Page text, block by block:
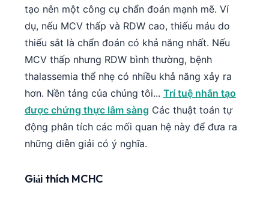
tạo nên một công cụ chẩn đoán mạnh mẽ. Ví
dụ, nếu MCV thấp và RDW cao, thiếu máu do
thiếu sắt là chẩn đoán có khả năng nhất. Nếu
MCV thấp nhưng RDW bình thường, bệnh
thalassemia thể nhẹ có nhiều khả năng xảy ra
hơn. Nền tảng của chúng tôi... Trí tuệ nhân tạo
được chứng thực lâm sàng Các thuật toán tự
động phân tích các mối quan hệ này để đưa ra
những diễn giải có ý nghĩa.
Giải thích MCHC
हिन्दी
Հայերեն
Íslenska
Српски језик
Svenska
Bosanski
Azərbaycan dili
Eesti